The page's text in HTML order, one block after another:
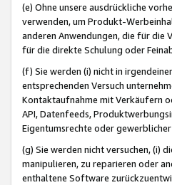
(e) Ohne unsere ausdrückliche
verwenden, um Produkt-
anderen Anwendungen, die für die
für die direkte Schulung oder
(f) Sie werden (i) nicht in
entsprechenden Versuch
Kontaktaufnahme mit Verkäufern
API, Datenfeeds,
Eigentumsrechte oder
(g) Sie werden nicht versuchen, (i)
manipulieren, zu reparieren oder
enthaltene Software